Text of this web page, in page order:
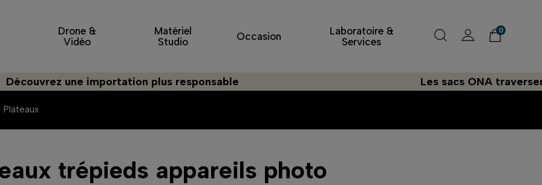
Drone &
Vidéo
Matériel
Studio
Occasion
Laboratoire &
Services
0
une importation plus responsable Les sacs ONA traversent
Plateaux
trépieds appareils photo